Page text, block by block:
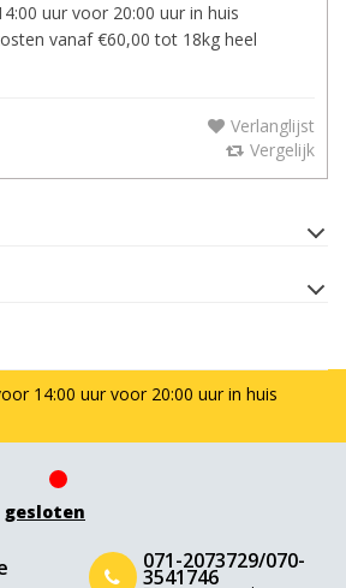
uur voor 20:00 uur in huis
vanaf €60,00 tot 18kg heel
Verlanglijst
Vergelijk
14:00 uur voor 20:00 uur in huis
gesloten
071-2073729/070-
3541746